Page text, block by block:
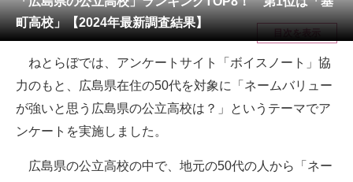
メディア
注目記事を集めた総合ページ
ITの今と未来を見通す
スマホと通信の最新トレンド
町高校」【2024年最新調査結果】
目次を表示
ねとらぼでは、アンケートサイト「ボイスノート」協
力のもと、広島県在住の50代を対象に「ネームバリュー
が強いと思う広島県の公立高校は？」というテーマでア
ンケートを実施しました。
広島県の公立高校の中で、地元の50代の人から「ネー